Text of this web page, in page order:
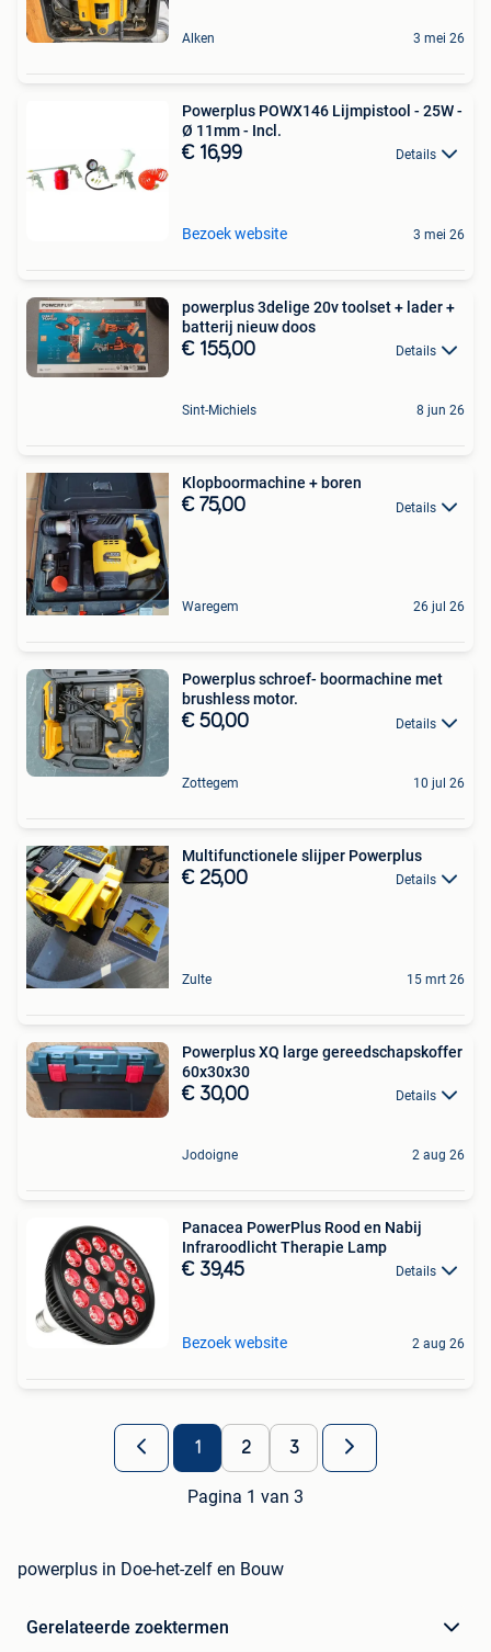
Alken 3 mei 26
Powerplus POWX146 Lijmpistool - 25W -
Ø 11mm - Incl.
€ 16,99 Details
Bezoek website 3 mei 26
powerplus 3delige 20v toolset + lader +
batterij nieuw doos
€ 155,00 Details
Sint-Michiels 8 jun 26
Klopboormachine + boren
€ 75,00 Details
Waregem 26 jul 26
Powerplus schroef- boormachine met
brushless motor.
€ 50,00 Details
Zottegem 10 jul 26
Multifunctionele slijper Powerplus
€ 25,00 Details
Zulte 15 mrt 26
Powerplus XQ large gereedschapskoffer
60x30x30
€ 30,00 Details
Jodoigne 2 aug 26
Panacea PowerPlus Rood en Nabij
Infraroodlicht Therapie Lamp
€ 39,45 Details
Bezoek website 2 aug 26
1 2 3
Pagina 1 van 3
powerplus in Doe-het-zelf en Bouw
Gerelateerde zoektermen